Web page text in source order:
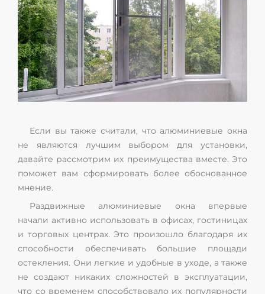
Если вы также считали, что алюминиевые окна
не являются лучшим выбором для установки,
давайте рассмотрим их преимущества вместе. Это
поможет вам сформировать более обоснованное
мнение.
Раздвижные алюминиевые окна впервые
начали активно использовать в офисах, гостиницах
и торговых центрах. Это произошло благодаря их
способности обеспечивать большие площади
остекления. Они легкие и удобные в уходе, а также
не создают никаких сложностей в эксплуатации,
что со временем способствовало их популярности